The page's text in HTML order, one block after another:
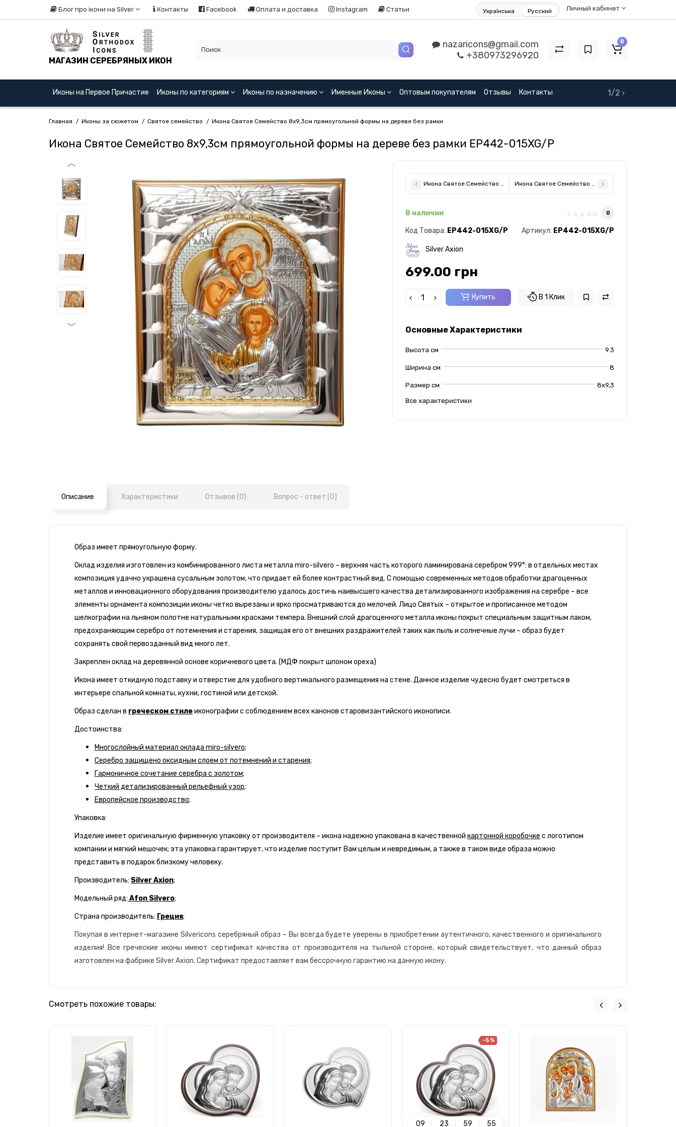
Блог про ікони на Silver Контакты Facebook Оплата и доставка Instagram Статьи Личный кабинет
Українська Русский
МАГАЗИН СЕРЕБРЯНЫХ ИКОН
nazaricons@gmail.com
+380973296920
0
Иконы на Первое Причастие Иконы по категориям Иконы по назначению Именные Иконы Оптовым покупателям Отзывы Контакты 1/2
Главная Иконы за сюжетом Святое семейство Икона Святое Семейство 8х9,3см прямоугольной формы на дереве без рамки
Икона Святое Семейство 8х9,3см прямоугольной формы на дереве без рамки EP442-015XG/P
Икона Святое Семейство 16,3х19,2см прямоугольной формы на дереве без рамки
Икона Святое Семейство 12х15,2см арочной формы
В наличии 0
Код Товара: EP442-015XG/P Артикул: EP442-015XG/P
Silver Axion
699.00 грн
Купить В 1 Клик
Основные Характеристики
Высота см 9.3
Ширина см 8
Размер см 8х9,3
Все характеристики
Описание Характеристики Отзывов (0) Вопрос - ответ (0)
Образ имеет прямоугольную форму.
Оклад изделия изготовлен из комбинированного листа металла miro-silvero – верхняя часть которого ламинирована серебром 999°: в отдельных местах
композиция удачно украшена сусальным золотом, что придает ей более контрастный вид. С помощью современных методов обработки драгоценных
металлов и инновационного оборудования производителю удалось достичь наивысшего качества детализированного изображения на серебре – все
элементы орнамента композиции иконы четко вырезаны и ярко просматриваются до мелочей. Лицо Святых – открытое и прописанное методом
шелкографии на льняном полотне натуральными красками темпера. Внешний слой драгоценного металла иконы покрыт специальным защитным лаком,
предохраняющим серебро от потемнения и старения, защищая его от внешних раздражителей таких как пыль и солнечные лучи – образ будет
сохранять свой первозданный вид много лет.
Закреплен оклад на деревянной основе коричневого цвета. (МДФ покрыт шпоном ореха)
Икона имеет откидную подставку и отверстие для удобного вертикального размещения на стене. Данное изделие чудесно будет смотреться в
интерьере спальной комнаты, кухни, гостиной или детской.
Образ сделан в греческом стилеиконографии с соблюдением всех канонов старовизантийского иконописи.
Достоинства:
Многослойный материал оклада miro-silvero;
Серебро защищено оксидным слоем от потемнений и старения;
Гармоничное сочетание серебра с золотом;
Четкий детализированный рельефный узор;
Европейское производство;
Упаковка:
Изделие имеет оригинальную фирменную упаковку от производителя – икона надежно упакована в качественной картонной коробочке с логотипом
компании и мягкий мешочек; эта упаковка гарантирует, что изделие поступит Вам целым и невредимым, а также в таком виде образа можно
представить в подарок близкому человеку.
Производитель: Silver Axion;
Модельный ряд: Afon Silvero;
Страна производитель: Греция;
Покупая в интернет-магазине Silvericons серебряный образ – Вы всегда будете уверены в приобретении аутентичного, качественного и оригинального
изделия! Все греческие иконы имеют сертификат качества от производителя на тыльной стороне, который свидетельствует, что данный образ
изготовлен на фабрике Silver Axion. Сертификат предоставляет вам бессрочную гарантию на данную икону.
Смотреть похожие товары:
-5 %
09 23 59 54